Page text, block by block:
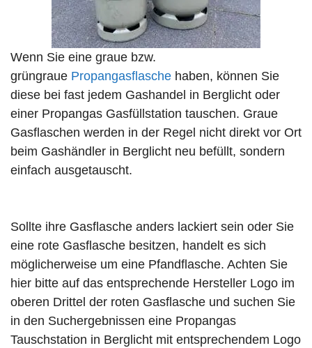
Wenn Sie eine graue bzw.
grüngraue Propangasflasche haben, können Sie
diese bei fast jedem Gashandel in Berglicht oder
einer Propangas Gasfüllstation tauschen. Graue
Gasflaschen werden in der Regel nicht direkt vor Ort
beim Gashändler in Berglicht neu befüllt, sondern
einfach ausgetauscht.
Sollte ihre Gasflasche anders lackiert sein oder Sie
eine rote Gasflasche besitzen, handelt es sich
möglicherweise um eine Pfandflasche. Achten Sie
hier bitte auf das entsprechende Hersteller Logo im
oberen Drittel der roten Gasflasche und suchen Sie
in den Suchergebnissen eine Propangas
Tauschstation in Berglicht mit entsprechendem Logo